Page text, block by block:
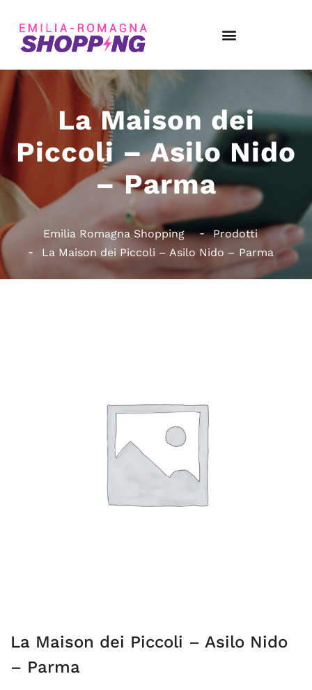
La Maison dei
Piccoli – Asilo Nido
– Parma
Emilia Romagna Shopping
Prodotti
La Maison dei Piccoli – Asilo Nido – Parma
La Maison dei Piccoli – Asilo Nido
– Parma